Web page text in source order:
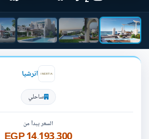
انرشيا
ساحلي
السعر يبدأ من